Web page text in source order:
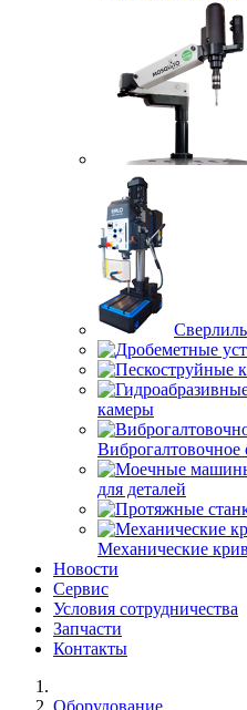
камеры
Виброгалтовочное
для деталей
Механические
Новости
Сервис
Условия сотрудничества
Запчасти
Контакты
Оборудование